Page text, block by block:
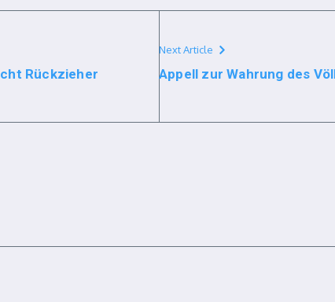
Rückzieher
Next Article
Appell zur Wahrung des